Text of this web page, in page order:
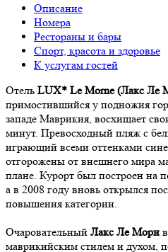
Описание
Номера
Рестораны и бары
Спорт, красота и здоровье
К услугам гостей
Отель LUX* Le Morne (Лакс Ле
примостившийся у подножия
западе Маврикия, восхищает
минут. Превосходный пляж с
играющий всеми оттенками
отгорожены от внешнего мира
плане. Курорт был построен на
а в 2008 году вновь открылся
повышения категории.
Очаровательный Лакс Ле Морн
маврикийским стилем и духом,